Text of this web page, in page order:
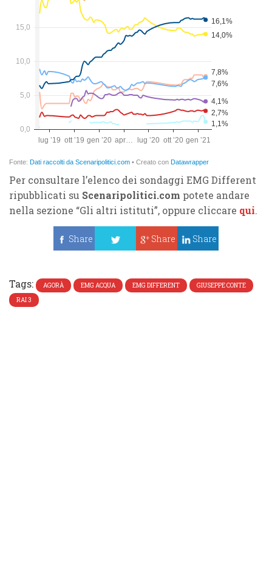
Per consultare l’elenco dei sondaggi EMG Different
ripubblicati su Scenaripolitici.com potete andare
nella sezione “Gli altri istituti”, oppure cliccare qui.
Share
Share Share
Tags: AGORÀ EMG ACQUA EMG DIFFERENT
GIUSEPPE CONTE
RAI 3